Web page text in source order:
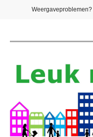
Weergaveproblemen?